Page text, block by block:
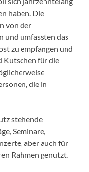
haben. Die
von der
und umfassten das
zu empfangen und
Kutschen für die
die in
stehende
Seminare,
aber auch für
Rahmen genutzt.